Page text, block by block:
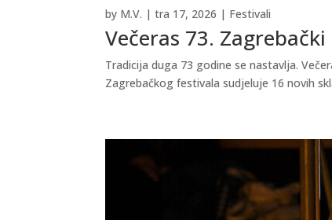
Večeras 73.
by M.V. |tra 17, 2026 | Festivali
Tradicija duga 73 godine se nastavlja.
Zagrebačkog festivala sudjeluje 16 novih